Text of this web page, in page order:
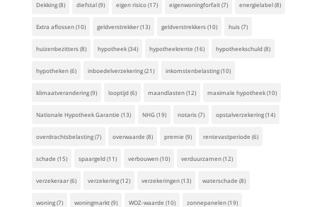
Dekking(8) diefstal(9) eigen risico(17) eigenwoningforfait(7) energielabel(8)
Extra aflossen(10) geldverstrekker(13) geldverstrekkers(10) huis(7)
huizenbezitters(8) hypotheek(34) hypotheekrente (16) hypotheekschuld(8)
hypotheken(6) inboedelverzekering(21) inkomstenbelasting(10)
klimaatverandering(9) looptijd(6) maandlasten(12) maximale hypotheek(10)
Nationale Hypotheek Garantie (13) NHG(19) notaris(7) opstalverzekering(14)
overdrachtsbelasting(7) overwaarde (8) premie (9) rentevastperiode (6)
schade (15) spaargeld(11) verbouwen(10) verduurzamen(12)
verzekeraar(6) verzekering(12) verzekeringen(13) waterschade (8)
woning(7) woningmarkt(9) WOZ-waarde (10) zonnepanelen(19)